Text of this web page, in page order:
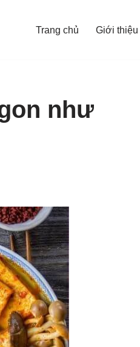
Trang chủ Giới thiệu
như